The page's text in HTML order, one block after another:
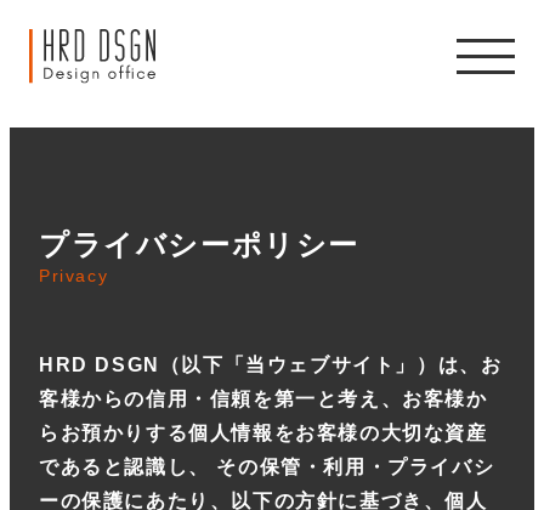
プライバシーポリシー
Privacy
HRD DSGN（以下「当ウェブサイト」）は、お
客様からの信用・信頼を第一と考え、お客様か
らお預かりする個人情報をお客様の大切な資産
であると認識し、 その保管・利用・プライバシ
ーの保護にあたり、以下の方針に基づき、個人